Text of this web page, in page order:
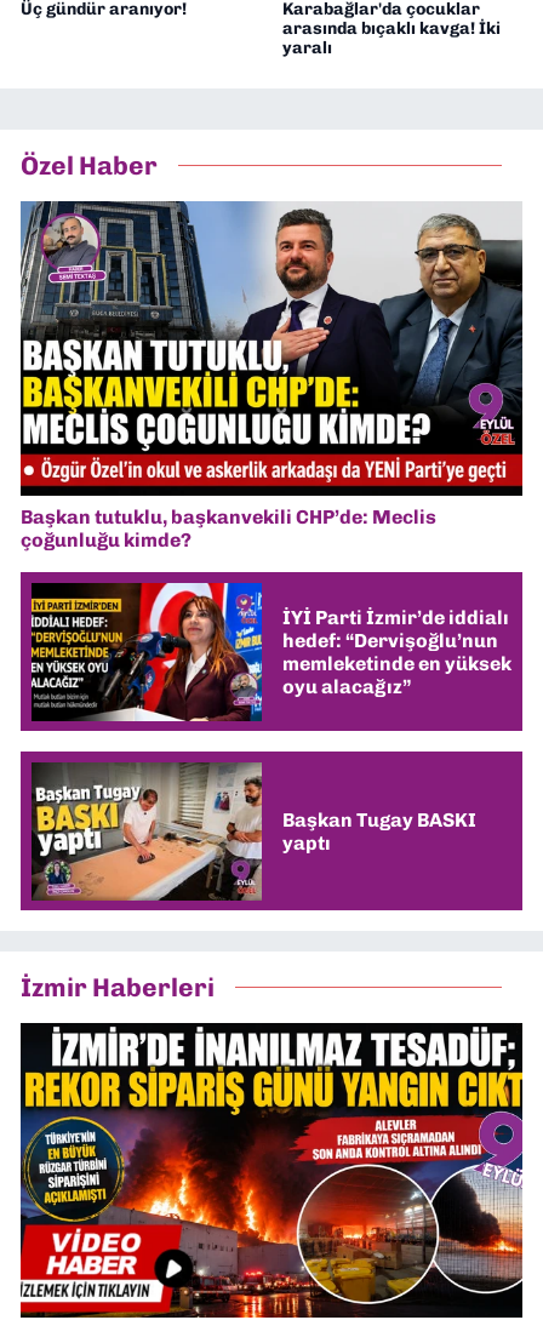
Üç gündür aranıyor!
Karabağlar'da çocuklar
arasında bıçaklı kavga! İki
yaralı
Özel Haber
Başkan tutuklu, başkanvekili CHP’de: Meclis
çoğunluğu kimde?
İYİ Parti İzmir’de iddialı
hedef: “Dervişoğlu’nun
memleketinde en yüksek
oyu alacağız”
Başkan Tugay BASKI
yaptı
İzmir Haberleri